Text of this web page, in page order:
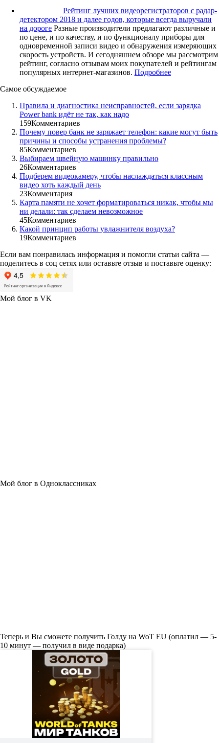
Рейтинг лучших видеорегистраторов с радар-
детектором 2018 и далее годов, которые всегда выручали
на дороге Разные производители предлагают различные и
по цене, и по качеству, и по функционалу приборы для
одновременной записи видео и обнаружения измеряющих
скорость устройств. И сегодняшнем обзоре мы рассмотрим
рейтинг, согласно отзывам моих покупателей и рейтингам
популярных интернет-магазинов. Подробнее
Самое обсуждаемое
Правила и диагностика неисправностей, если зарядка
Power bank идёт не так, как надо
159Комментариев
Почему повер банк не заряжает телефон: какие могут быть
причины и способы устранения проблемы?
85Комментариев
Выбираем швейную машинку правильно
26Комментариев
Подберем видеокамеру, чтобы наслаждаться классным
видео хоть каждый день
23Комментария
Карта памяти не хочет форматироваться никак, чтобы мы
ни делали: так сделаем невозможное
45Комментариев
Какой принцип работы увлажнителя воздуха?
19Комментариев
Если вам понравилась информация и помогли статьи сайта —
поделитесь в соц сетях или оставьте отзыв и поставьте оценку:
Мой блог в VK
Мой блог в Одноклассниках
Теперь и Вы сможете получить Голду на WoT EU (оплатил — 5-
10 минут — получил в виде подарка)